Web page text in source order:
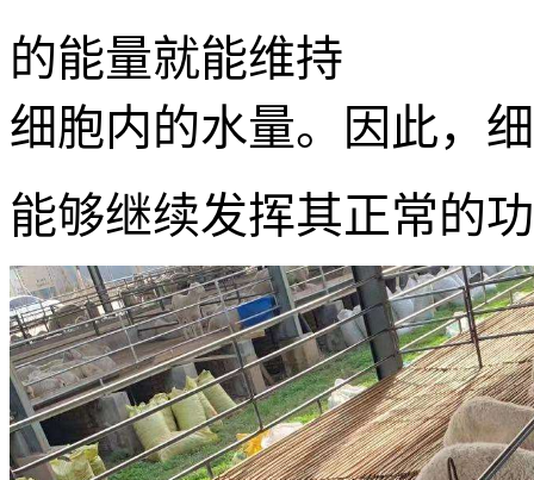
的能量就能维持
细胞内的水量。因此，
能够继续发挥其正常的